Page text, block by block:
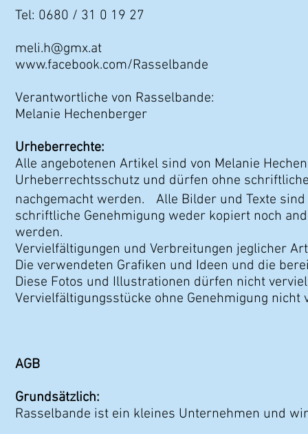
Tel: 0680 / 31 0 19 27
meli.h@gmx.at
www.facebook.com/Rasselbande
Verantwortliche von Rasselbande:
Melanie Hechenberger
Urheberrechte:
Alle angebotenen Artikel sind von Melanie
Urheberrechtsschutz und dürfen ohne
nachgemacht werden. Alle Bilder und Texte
schriftliche Genehmigung weder kopiert noch
werden.
Vervielfältigungen und Verbreitungen jeglicher
Die verwendeten Grafiken und Ideen und die
Diese Fotos und Illustrationen dürfen nicht
Vervielfältigungsstücke ohne Genehmigung nicht
AGB
Grundsätzlich:
Rasselbande ist ein kleines Unternehmen und